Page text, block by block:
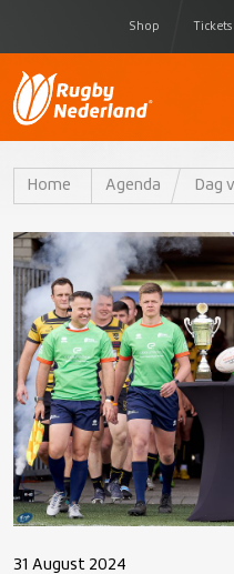
Shop Tickets
Home Agenda Dag
31 August 2024